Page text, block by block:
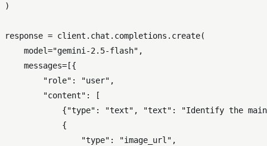
)
response = client.chat.completions.create(
    model=
"gemini-2.5-flash" ,
    messages=[{
"role" : "user" ,
"content" : [
            {
"type" : "text" , "text" :
"Identify the
            {
"type" : "image_url" ,